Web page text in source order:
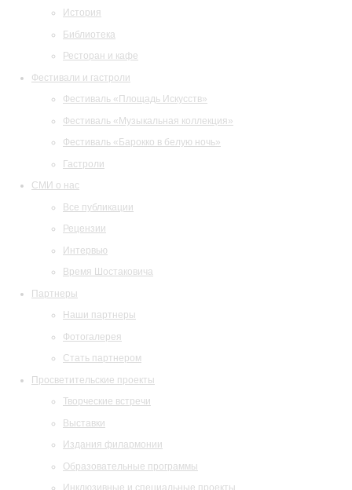
История
Библиотека
Ресторан и кафе
Фестивали и гастроли
Фестиваль «Площадь Искусств»
Фестиваль «Музыкальная коллекция»
Фестиваль «Барокко в белую ночь»
Гастроли
СМИ о нас
Все публикации
Рецензии
Интервью
Время Шостаковича
Партнеры
Наши партнеры
Фотогалерея
Стать партнером
Просветительские проекты
Творческие встречи
Выставки
Издания филармонии
Образовательные программы
Инклюзивные и специальные проекты